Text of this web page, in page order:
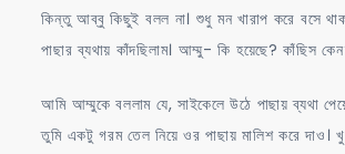
কিন্তু আব্বু কিছুই বলল না। শুধু মন খারাপ করে বসে
পাছার ব্যথায় কাঁদছিলাম। আম্মু- কি হয়েছে? কাঁছিস
আমি আম্মুকে বললাম যে, সাইকেলে উঠে পাছায় ব্যথা
তুমি একটু গরম তেল নিয়ে ওর পাছায় মালিশ করে দাও।